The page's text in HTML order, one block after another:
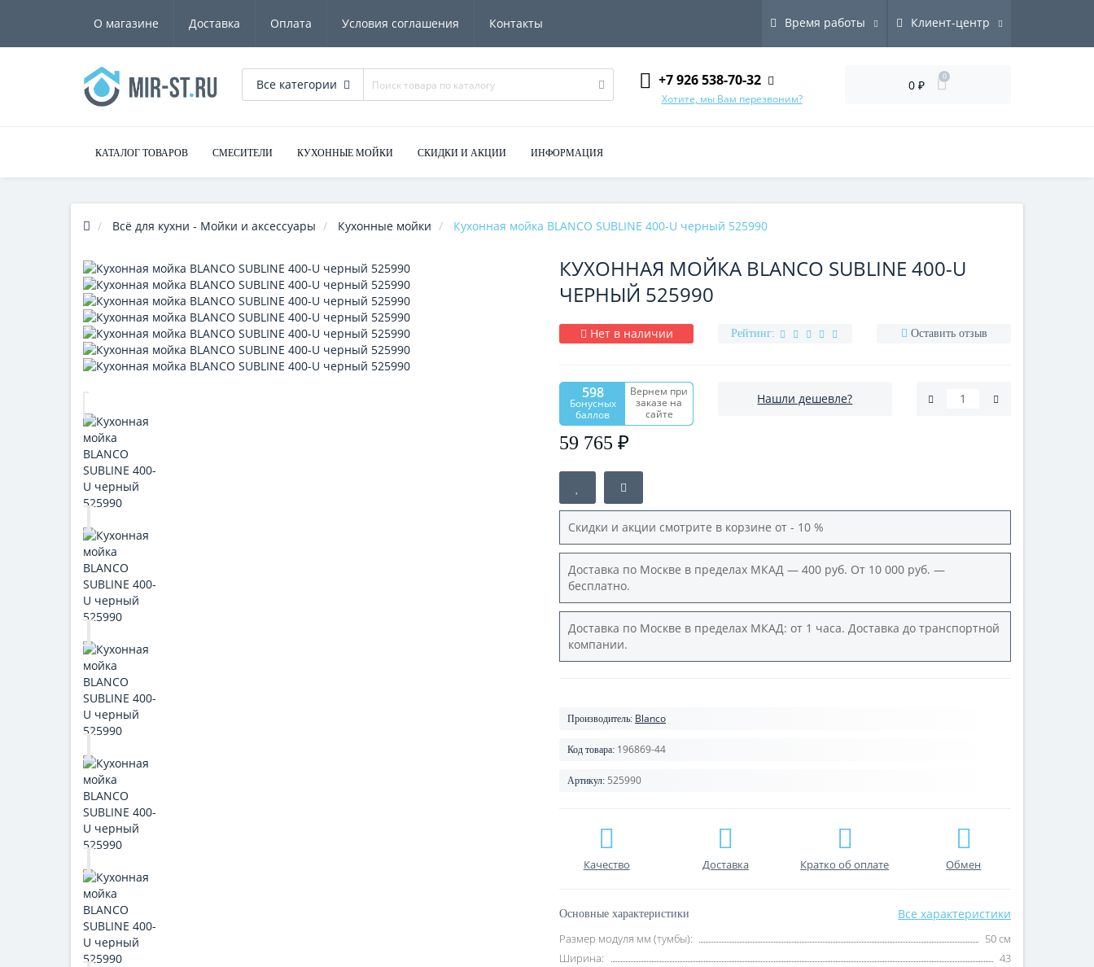
О магазине Доставка Оплата Условия соглашения Контакты Время работы Клиент-центр
Все категории +7 926 538-70-32
Хотите, мы Вам перезвоним?
0 ₽
0
КАТАЛОГ ТОВАРОВ СМЕСИТЕЛИ КУХОННЫЕ МОЙКИ СКИДКИ И АКЦИИ ИНФОРМАЦИЯ
Всё для кухни - Мойки и аксессуары Кухонные мойки Кухонная мойка BLANCO SUBLINE 400-U черный 525990
КУХОННАЯ МОЙКА BLANCO SUBLINE 400-U
ЧЕРНЫЙ 525990
Нет в наличии Рейтинг: Оставить отзыв
598
Бонусных
баллов
Вернем при
заказе на
сайте
59 765 ₽
Нашли дешевле?
Скидки и акции смотрите в корзине от - 10 %
Доставка по Москве в пределах МКАД — 400 руб. От 10 000 руб. —
бесплатно.
Доставка по Москве в пределах МКАД: от 1 часа. Доставка до транспортной
компании.
Производитель: Blanco
Код товара: 196869-44
Артикул: 525990
Качество Доставка Кратко об оплате Обмен
Основные характеристики Все характеристики
Размер модуля мм (тумбы):
50 см
Ширина:
43